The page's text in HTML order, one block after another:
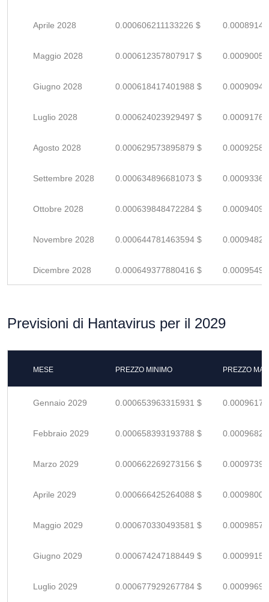
Aprile 2028 0.000606211133226 $
Maggio 2028 0.000612357807917 $
Giugno 2028 0.000618417401988 $
Luglio 2028 0.000624023929497 $
Agosto 2028 0.000629573895879 $
Settembre 2028 0.000634896681073 $
Ottobre 2028 0.000639848472284 $
Novembre 2028 0.000644781463594 $
Dicembre 2028 0.000649377880416 $
Previsioni di Hantavirus per il 2029
MESE PREZZO MINIMO PREZZO
Gennaio 2029 0.000653963315931 $
Febbraio 2029 0.000658393193788 $
Marzo 2029 0.000662269273156 $
Aprile 2029 0.000666425264088 $
Maggio 2029 0.000670330493581 $
Giugno 2029 0.000674247188449 $
Luglio 2029 0.000677929267784 $